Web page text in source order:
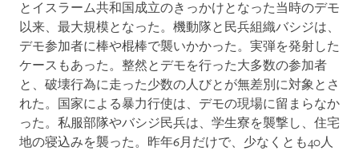
とイスラーム共和国成立のきっかけとなった当時のデモ
以来、最大規模となった。機動隊と民兵組織バシジは、
デモ参加者に棒や棍棒で襲いかかった。実弾を発射した
ケースもあった。整然とデモを行った大多数の参加者
と、破壊行為に走った少数の人びとが無差別に対象とさ
れた。国家による暴力行使は、デモの現場に留まらなか
った。私服部隊やバシジ民兵は、学生寮を襲撃し、住宅
地の寝込みを襲った。昨年6月だけで、少なくとも40人